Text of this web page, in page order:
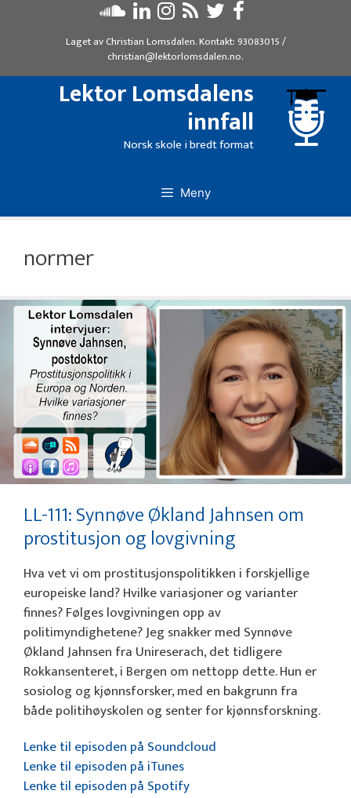
Laget avChristian Lomsdalen. Kontakt: 93083015/
christian@lektorlomsdalen.no.
Lektor Lomsdalens
innfall
Norsk skole i bredt format
Meny
normer
LL-111: Synnøve Økland Jahnsen om
prostitusjon og lovgivning
Hva vet vi om prostitusjonspolitikken i forskjellige
europeiske land? Hvilke variasjoner og varianter
finnes? Følges lovgivningen opp av
politimyndighetene? Jeg snakker med Synnøve
Økland Jahnsen fra Unireserach, det tidligere
Rokkansenteret, i Bergen om nettopp dette. Hun er
sosiolog og kjønnsforsker, med en bakgrunn fra
både politihøyskolen og senter for kjønnsforskning.
Lenke til episoden på Soundcloud
Lenke til episoden på iTunes
Lenke til episoden på Spotify